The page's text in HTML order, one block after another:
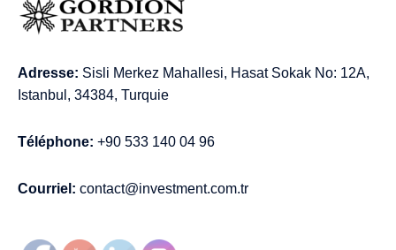
Adresse: Sisli Merkez Mahallesi, Hasat Sokak No: 12A,
Istanbul, 34384, Turquie
Téléphone: +90 533 140 04 96
Courriel: contact@investment.com.tr